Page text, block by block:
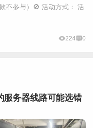
不参与）🚫 活动方式： 活
224 0
服务器线路可能选错